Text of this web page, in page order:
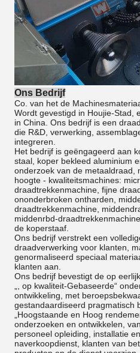
Ons Bedrijf
Co. van het de
Wordt gevestigd in Houjie-Stad,
in China. Ons bedrijf is een
die R&D, verwerking,
integreren.
Het bedrijf is geëngageerd aan
staal, koper bekleed aluminium
onderzoek van de metaaldraad,
hoogte - kwaliteitsmachines:
draadtrekkenmachine, fijne
ononderbroken ontharden,
draadtrekkenmachine,
middenrbd-
de koperstaaf.
Ons bedrijf verstrekt een
draadverwerking voor klanten,
genormaliseerd speciaal
klanten aan.
Ons bedrijf bevestigt de op
„, op kwaliteit-Gebaseerde“
ontwikkeling, met
gestandaardiseerd pragmatisch
„Hoogstaande en Hoog
onderzoeken en ontwikkelen,
personeel opleiding, installatie
naverkoopdienst, klanten van